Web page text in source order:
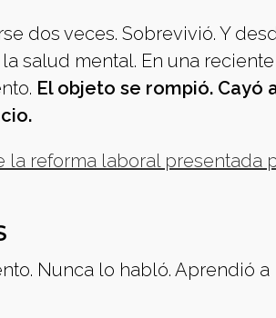
dos veces. Sobrevivió. Y
salud mental. En una reciente
El objeto se rompió. Cayó
la reforma laboral presentada
Nunca lo habló. Aprendió a